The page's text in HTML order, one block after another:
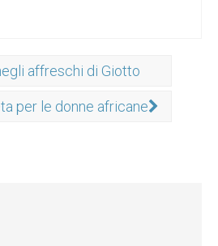
affreschi di Giotto
per le donne africane